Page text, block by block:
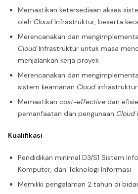
Memastikan ketersediaan akses
oleh Cloud Infrastruktur, beserta
Merencanakan dan
Cloud Infrastruktur untuk masa
menjalankan kerja proyek
Merencanakan dan
sistem keamanan Cloud infrastruktur
Memastikan cost-effective dan
pemanfaatan dan pengunaan Cloud
Kualifikasi
Pendidikan minimal D3/S1 Sistem
Komputer, dan Teknologi Informasi
Memiliki pengalaman 2 tahun di